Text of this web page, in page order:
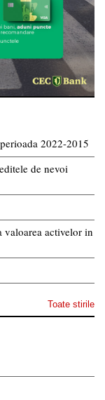
2022-2015
de nevoi
activelor in
Toate stirile